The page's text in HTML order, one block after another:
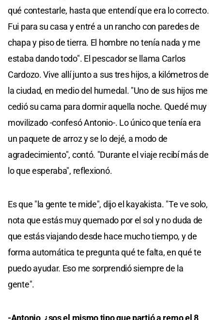
qué contestarle, hasta que entendí que era lo correcto.
Fui para su casa y entré a un rancho con paredes de
chapa y piso de tierra. El hombre no tenía nada y me
estaba dando todo". El pescador se llama Carlos
Cardozo. Vive allí junto a sus tres hijos, a kilómetros de
la ciudad, en medio del humedal. "Uno de sus hijos me
cedió su cama para dormir aquella noche. Quedé muy
movilizado -confesó Antonio-. Lo único que tenía era
un paquete de arroz y se lo dejé, a modo de
agradecimiento", contó. "Durante el viaje recibí más de
lo que esperaba", reflexionó.
Es que "la gente te mide", dijo el kayakista. "Te ve solo,
nota que estás muy quemado por el sol y no duda de
que estás viajando desde hace mucho tiempo, y de
forma automática te pregunta qué te falta, en qué te
puedo ayudar. Eso me sorprendió siempre de la
gente".
-Antonio, ¿sos el mismo tipo que partió a remo el 8